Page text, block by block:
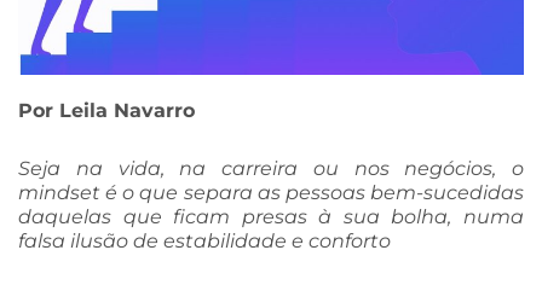
Por Leila Navarro
Seja na vida, na carreira ou nos negócios, o
mindset é o que separa as pessoas bem-sucedidas
daquelas que ficam presas à sua bolha, numa
falsa ilusão de estabilidade e conforto